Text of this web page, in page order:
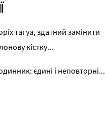
тагуа, здатний замінити
кістку...
єдині і неповторні...